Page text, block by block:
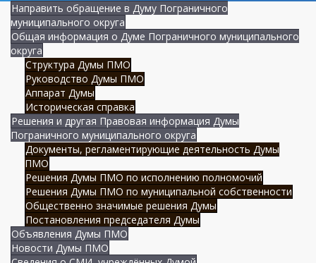
Направить обращение в Думу Пограничного
муниципального округа
Общая информация о Думе Пограничного муниципального
округа
Структура Думы ПМО
Руководство Думы ПМО
Аппарат Думы
Историческая справка
Решения и другая Правовая информация Думы
Пограничного муниципального округа
Документы, регламентирующие деятельность Думы
ПМО
Решения Думы ПМО по исполнению полномочий
Решения Думы ПМО по муниципальной собственности
Общественно значимые решения Думы
Постановления председателя Думы
Объявления Думы ПМО
Новости Думы ПМО